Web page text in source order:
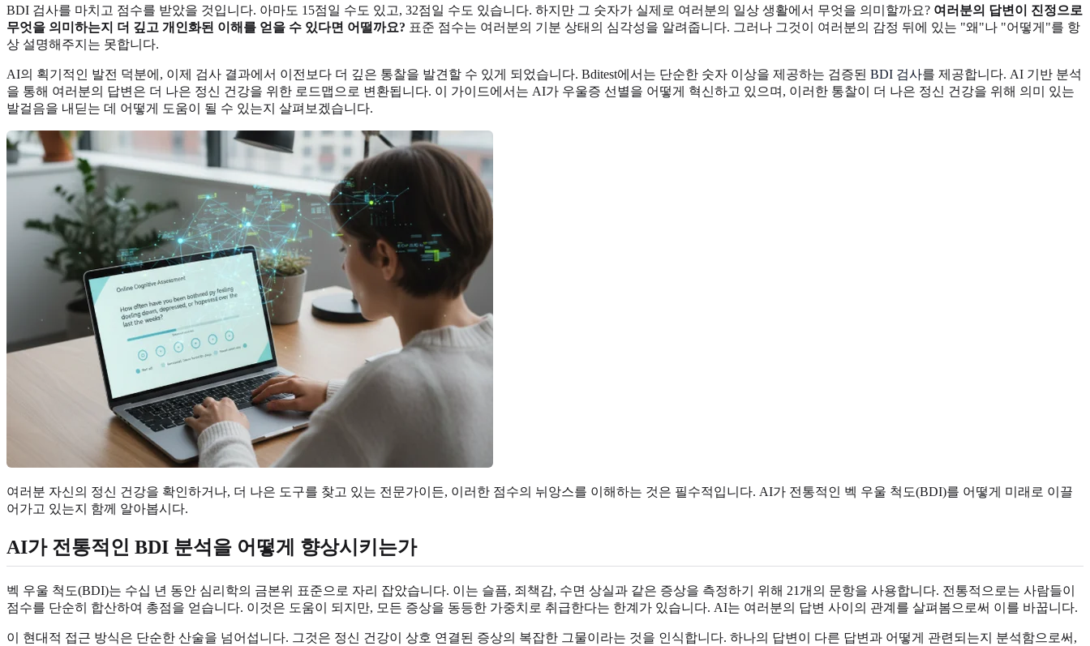
BDI 검사를 마치고 점수를 받았을 것입니다. 아마도 15점일 수도 있고, 32점일 수도 있습니다. 하지만 그 숫자가 실제로 여러분의 일상 생활에서 무엇을 의미할까요? 여러분의 답변이 진정으로
무엇을 의미하는지 더 깊고 개인화된 이해를 얻을 수 있다면 어떨까요? 표준 점수는 여러분의 기분 상태의 심각성을 알려줍니다. 그러나 그것이 여러분의 감정 뒤에 있는 "왜"나 "어떻게"를 항
상 설명해주지는 못합니다.
AI의 획기적인 발전 덕분에, 이제 검사 결과에서 이전보다 더 깊은 통찰을 발견할 수 있게 되었습니다. Bditest에서는 단순한 숫자 이상을 제공하는 검증된 BDI 검사를 제공합니다. AI 기반 분석
을 통해 여러분의 답변은 더 나은 정신 건강을 위한 로드맵으로 변환됩니다. 이 가이드에서는 AI가 우울증 선별을 어떻게 혁신하고 있으며, 이러한 통찰이 더 나은 정신 건강을 위해 의미 있는
발걸음을 내딛는 데 어떻게 도움이 될 수 있는지 살펴보겠습니다.
여러분 자신의 정신 건강을 확인하거나, 더 나은 도구를 찾고 있는 전문가이든, 이러한 점수의 뉘앙스를 이해하는 것은 필수적입니다. AI가 전통적인 벡 우울 척도(BDI)를 어떻게 미래로 이끌
어가고 있는지 함께 알아봅시다.
AI가 전통적인 BDI 분석을 어떻게 향상시키는가
벡 우울 척도(BDI)는 수십 년 동안 심리학의 금본위 표준으로 자리 잡았습니다. 이는 슬픔, 죄책감, 수면 상실과 같은 증상을 측정하기 위해 21개의 문항을 사용합니다. 전통적으로는 사람들이
점수를 단순히 합산하여 총점을 얻습니다. 이것은 도움이 되지만, 모든 증상을 동등한 가중치로 취급한다는 한계가 있습니다. AI는 여러분의 답변 사이의 관계를 살펴봄으로써 이를 바꿉니다.
이 현대적 접근 방식은 단순한 산술을 넘어섭니다. 그것은 정신 건강이 상호 연결된 증상의 복잡한 그물이라는 것을 인식합니다. 하나의 답변이 다른 답변과 어떻게 관련되는지 분석함으로써,